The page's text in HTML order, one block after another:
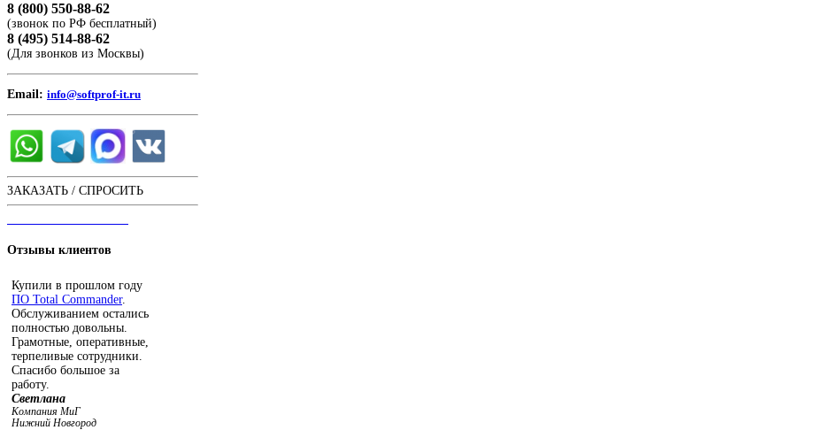
8 (800) 550-88-62
(звонок по РФ бесплатный)
8 (495) 514-88-62
(Для звонков из Москвы)
Email: info@softprof-it.ru
ЗАКАЗАТЬ / СПРОСИТЬ
Отзывы клиентов
Купили в прошлом году
ПО Total Commander.
Обслуживанием остались
полностью довольны.
Грамотные, оперативные,
терпеливые сотрудники.
Спасибо большое за
работу.
Светлана
Компания МиГ
Нижний Новгород